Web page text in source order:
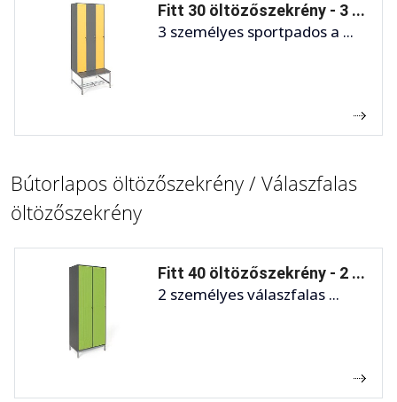
Fitt 30 öltözőszekrény - 3 ...
3 személyes sportpados a ...
Bútorlapos öltözőszekrény / Válaszfalas
öltözőszekrény
Fitt 40 öltözőszekrény - 2 ...
2 személyes válaszfalas ...